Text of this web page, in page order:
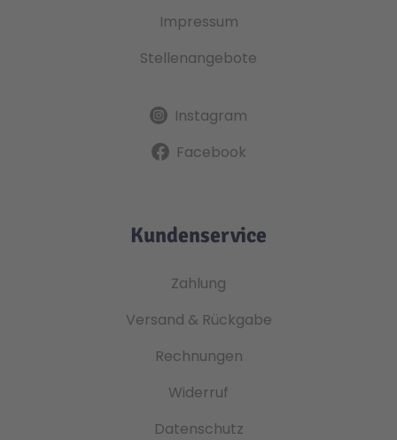
Impressum
Stellenangebote
Instagram
Facebook
Kundenservice
Zahlung
Versand & Rückgabe
Rechnungen
Widerruf
Datenschutz